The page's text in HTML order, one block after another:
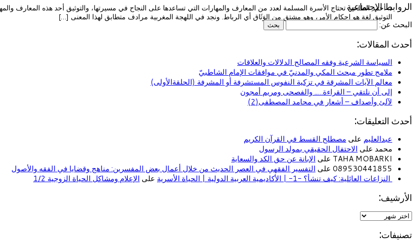
د. أحمد الطلحي تحتاج الأسرة المسلمة لعدد من المعارف والمهارات التي تساعدها على النجاح في مسيرتها، والتوثيق أحد هذه المعارف
التوثيق لغة هو إحكام الأمر، وهو مشتق من الوَثَاق أي الرباط. ونجد في اللهجة المغربية مرادف متطابق لهذا المعنى […]
الروابط الإجتماعية
البحث عن:
أحدث المقالات:
السياسة الشرعية وفقه المصالح الدلالات والعلاقات
ملامح تطور مبحث المكي والمدنيّ في موافقات الإمام الشاطبيّ
معالم الآيات المشرقة في تزكية النفوس المستشرفة أو المشرفة (الحلقةالأولى)
إلى أن نلتقي – القراءة….. والفصحى ومريم أمجون
لآلئ وأصداف – أشعار في محامد المصطفى(2)
أحدث التعليقات:
عبدالعليم على مصطلح القسط في القرآن الكريم
محمد على الاحتفال الحقيقي بمولد الرسول
TAHA MOBARKI على
الإبانة عن حق الكد والسعاية
089530441855 على
التفسير الفقهي في العصر الحديث من خلال أعمال بعض المفسرين: مناهج وقضايا في الفقه والأصول
النزاعات العائلية: كيف تنشأ؟ -1- | الأكاديمية العربية الدولية | الحياة الأسرية
على الإعلام ومشاكل الحياة الزوجية 1/2
الأرشيف:
تصنيفات: